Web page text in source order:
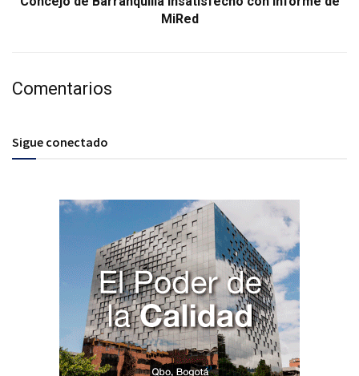
MiRed
Comentarios
Sigue conectado